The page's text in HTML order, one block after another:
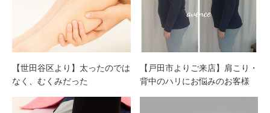
【世田谷区より】太ったのでは
なく、むくみだった
【戸田市よりご来店】肩こり・
背中のハリにお悩みのお客様